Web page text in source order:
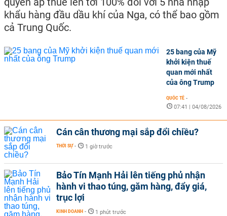
khẩu hàng đầu dầu khí của Nga, có thể bao gồm
cả Trung Quốc.
25 bang của Mỹ
khởi kiện thuế
quan mới nhất
của ông Trump
QUỐC TẾ -
07:41 | 04/08/2026
Cán cân thương mại sắp đổi chiều?
THỜI SỰ - 1 giờ trước
Bảo Tín Mạnh Hải lên tiếng phủ nhận
hành vi thao túng, găm hàng, đẩy giá,
trục lợi
KINH DOANH - 1 phút trước